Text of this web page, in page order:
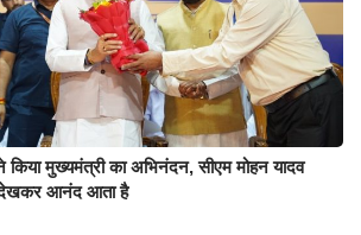
ने किया मुख्यमंत्री का अभिनंदन, सीएम मोहन यादव
आनंद आता है